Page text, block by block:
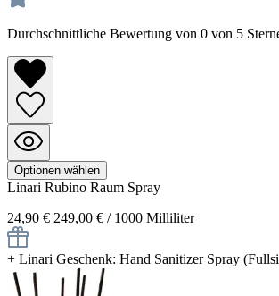
Durchschnittliche Bewertung von 0 von 5
Optionen wählen
Linari Rubino Raum Spray
24,90 € 249,00 € / 1000 Milliliter
+ Linari Geschenk: Hand Sanitizer Spray